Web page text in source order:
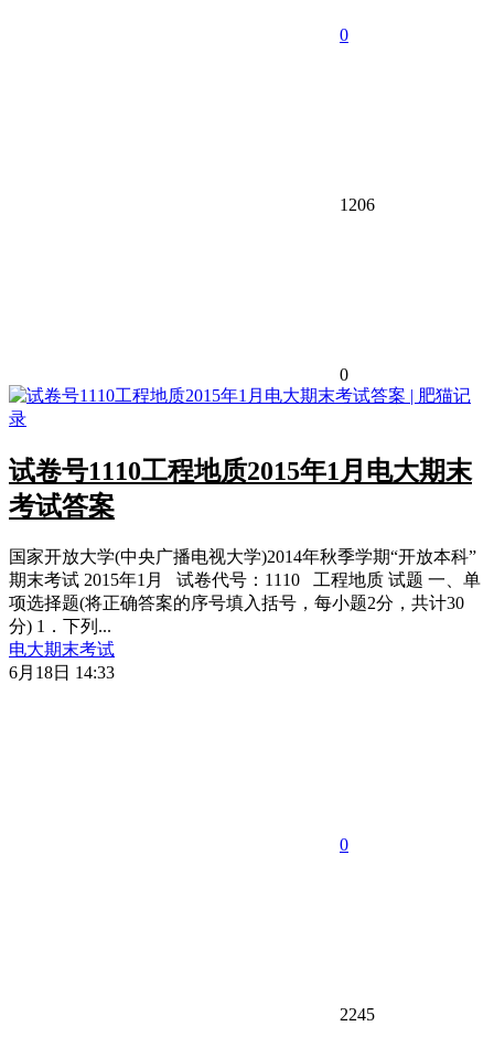
0
1206
0
试卷号1110工程地质2015年1月电大期末
考试答案
国家开放大学(中央广播电视大学)2014年秋季学期“开放本科”
期末考试 2015年1月 试卷代号：1110 工程地质 试题 一、单
项选择题(将正确答案的序号填入括号，每小题2分，共计30
分) 1．下列...
电大期末考试
6月18日 14:33
0
2245